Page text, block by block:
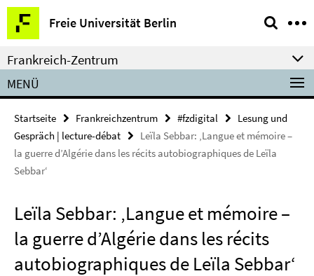
Springe
direkt
zu
Inhalt
Freie Universität Berlin
Service-
Navigation
Frankreich-Zentrum
MENÜ
Startseite Frankreichzentrum #fzdigital
Lesung und
Gespräch | lecture-débat
Leïla Sebbar: ‚Langue et mémoire –
la guerre d’Algérie dans les récits autobiographiques de Leïla
Sebbar‘
Leïla Sebbar: ‚Langue et mémoire –
la guerre d’Algérie dans les récits
autobiographiques de Leïla Sebbar‘